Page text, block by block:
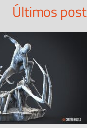
Últimos post